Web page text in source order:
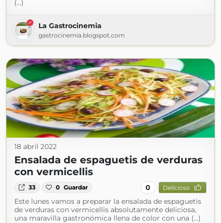
(...)
La Gastrocinemia
gastrocinemia.blogspot.com
18 abril 2022
Ensalada de espaguetis de verduras
con vermicellis
33 0 Guardar 0 Delicioso
Este lunes vamos a preparar la ensalada de espaguetis
de verduras con vermicellis absolutamente deliciosa,
una maravilla gastronómica llena de color con una (...)